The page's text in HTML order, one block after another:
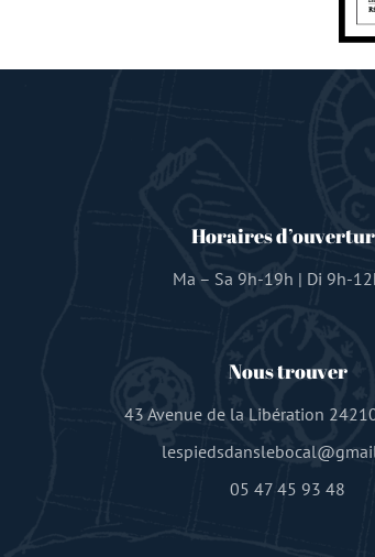
Horaires
Ma – Sa 9h-19h | Di 9h-
Nous trouver
43 Avenue de la Libération
05 47 45 93 48